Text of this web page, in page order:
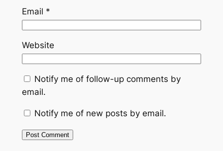
Email *
Website
Notify me of follow-up comments by
email.
Notify me of new posts by email.